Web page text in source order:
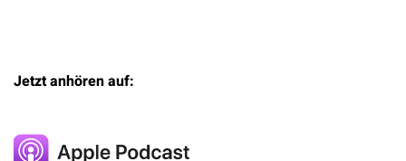
Jetzt anhören auf: